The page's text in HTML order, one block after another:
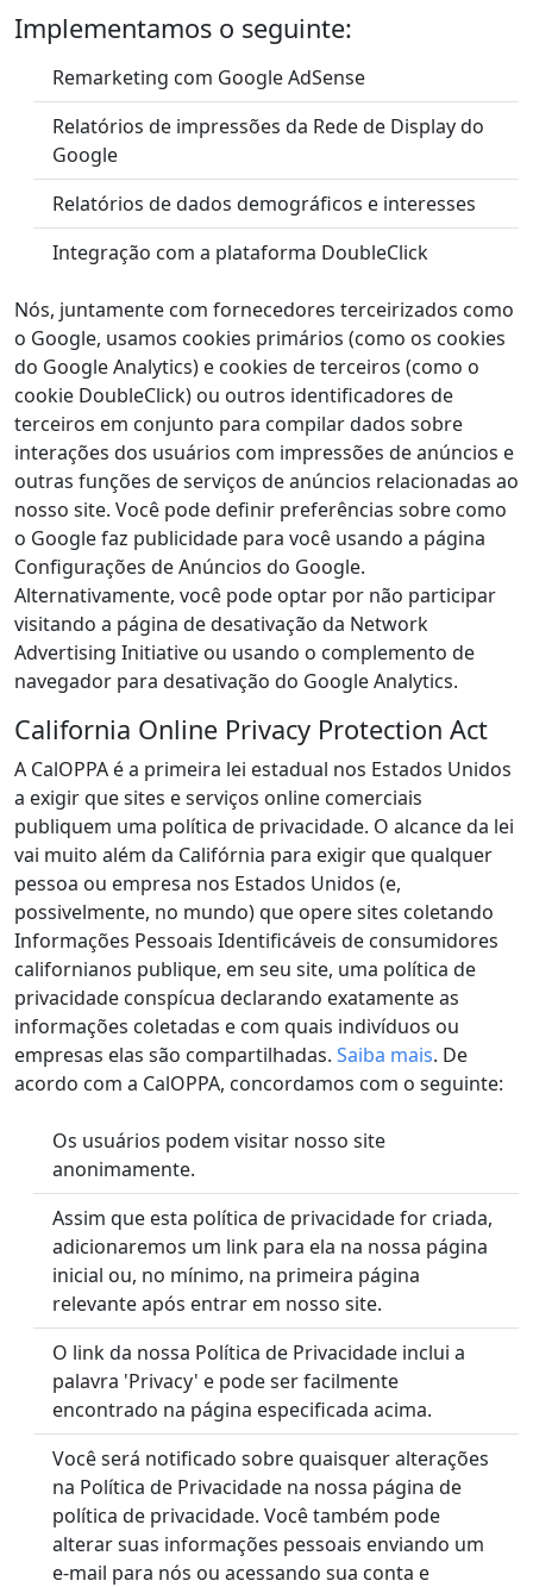
Implementamos o seguinte:
Remarketing com Google AdSense
Relatórios de impressões da Rede de Display do
Google
Relatórios de dados demográficos e interesses
Integração com a plataforma DoubleClick
Nós, juntamente com fornecedores terceirizados como
o Google, usamos cookies primários (como os cookies
do Google Analytics) e cookies de terceiros (como o
cookie DoubleClick) ou outros identificadores de
terceiros em conjunto para compilar dados sobre
interações dos usuários com impressões de anúncios e
outras funções de serviços de anúncios relacionadas ao
nosso site. Você pode definir preferências sobre como
o Google faz publicidade para você usando a página
Configurações de Anúncios do Google.
Alternativamente, você pode optar por não participar
visitando a página de desativação da Network
Advertising Initiative ou usando o complemento de
navegador para desativação do Google Analytics.
California Online Privacy Protection Act
A CalOPPA é a primeira lei estadual nos Estados Unidos
a exigir que sites e serviços online comerciais
publiquem uma política de privacidade. O alcance da lei
vai muito além da Califórnia para exigir que qualquer
pessoa ou empresa nos Estados Unidos (e,
possivelmente, no mundo) que opere sites coletando
Informações Pessoais Identificáveis de consumidores
californianos publique, em seu site, uma política de
privacidade conspícua declarando exatamente as
informações coletadas e com quais indivíduos ou
empresas elas são compartilhadas. Saiba mais. De
acordo com a CalOPPA, concordamos com o seguinte:
Os usuários podem visitar nosso site
anonimamente.
Assim que esta política de privacidade for criada,
adicionaremos um link para ela na nossa página
inicial ou, no mínimo, na primeira página
relevante após entrar em nosso site.
O link da nossa Política de Privacidade inclui a
palavra 'Privacy' e pode ser facilmente
encontrado na página especificada acima.
Você será notificado sobre quaisquer alterações
na Política de Privacidade na nossa página de
política de privacidade. Você também pode
alterar suas informações pessoais enviando um
e-mail para nós ou acessando sua conta e